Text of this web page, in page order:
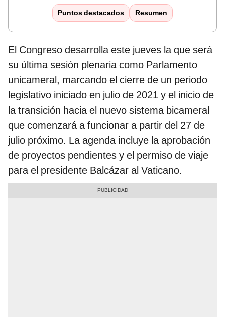
Puntos destacados Resumen
El Congreso desarrolla este jueves la que será
su última sesión plenaria como Parlamento
unicameral, marcando el cierre de un periodo
legislativo iniciado en julio de 2021 y el inicio de
la transición hacia el nuevo sistema bicameral
que comenzará a funcionar a partir del 27 de
julio próximo. La agenda incluye la aprobación
de proyectos pendientes y el permiso de viaje
para el presidente Balcázar al Vaticano.